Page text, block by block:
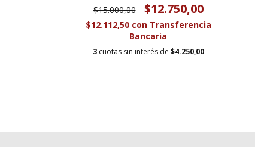
$15.000,00 $12.750,00
$12.112,50 con Transferencia
Bancaria
3 cuotas sin interés de $4.250,00